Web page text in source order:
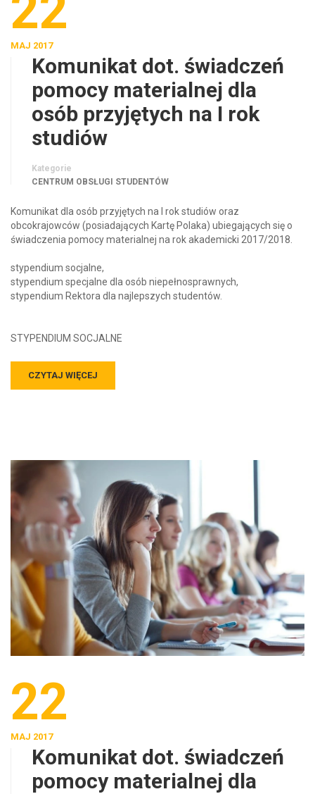
MAJ 2017
Komunikat dot. świadczeń
pomocy materialnej dla
osób przyjętych na I rok
studiów
Kategorie
CENTRUM OBSŁUGI STUDENTÓW
Komunikat dla osób przyjętych na I rok studiów oraz
obcokrajowców (posiadających Kartę Polaka) ubiegających się o
świadczenia pomocy materialnej na rok akademicki 2017/2018.
stypendium socjalne,
stypendium specjalne dla osób niepełnosprawnych,
stypendium Rektora dla najlepszych studentów.
STYPENDIUM SOCJALNE
CZYTAJ WIĘCEJ
22
MAJ 2017
Komunikat dot. świadczeń
pomocy materialnej dla